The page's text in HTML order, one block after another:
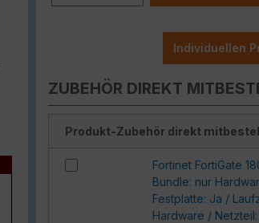
Individuellen
ZUBEHÖR DIREKT
Produkt-Zubehör direkt
Fortinet FortiGate
Bundle: nur
Festplatte: Ja /
Hardware / Netzteil: